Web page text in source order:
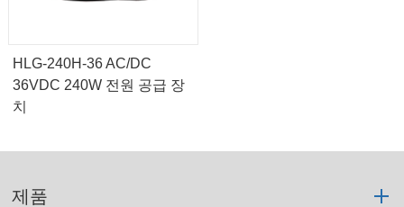
HLG-240H-36 AC/DC
36VDC 240W 전원 공급 장
치
제품